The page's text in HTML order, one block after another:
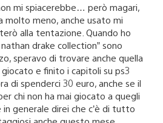
mi spiacerebbe… però magari,
meno, anche usato mi
alla tentazione. Quando ho
drake collection” sono
speravo di trovare anche quella
e finito i capitoli su ps3
di spenderci 30 euro, anche se il
chi non ha mai giocato a quegli
in generale direi che c’è di tutto